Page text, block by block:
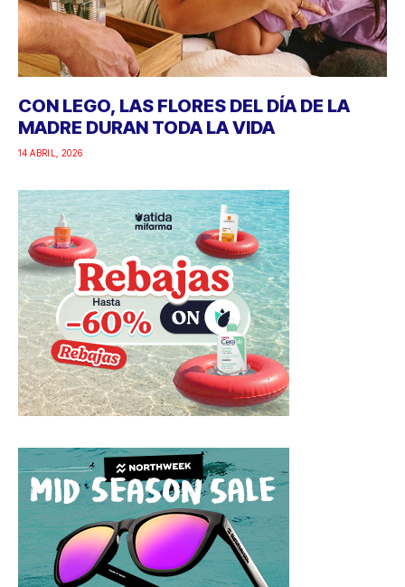
CON LEGO, LAS FLORES DEL DÍA DE LA
MADRE DURAN TODA LA VIDA
14 ABRIL, 2026